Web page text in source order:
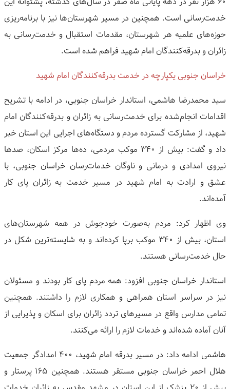
خدمت‌رسانی است. همچنین در مسیر شهرستان‌ها نیز با برنامه‌ریزی
حوزه‌های علمیه هر شهرستان، مقدمات استقبال و خدمت‌رسانی به
زائران و بدرقه‌کنندگان امام شهید فراهم شده است.
خراسان جنوبی یکپارچه در خدمت بدرقه‌کنندگان امام شهید
سید محمدرضا هاشمی، استاندار خراسان جنوبی، در ادامه با تشریح
اقدامات انجام‌شده برای خدمت‌رسانی به زائران و بدرقه‌کنندگان امام
شهید، از مشارکت گسترده مردم و دستگاه‌های اجرایی این استان خبر
داد و گفت: بیش از ۳۴۰ موکب مردمی، ده‌ها مرکز اسکان، صدها
نیروی امدادی و درمانی و ناوگان خدمات‌رسان خراسان جنوبی، با
عشق و ارادت به امام شهید در مسیر خدمت به زائران پای کار
آمده‌اند.
وی اظهار کرد: مردم به‌صورت خودجوش در همه شهرستان‌های
استان، بیش از ۳۴۰ موکب برپا کرده‌اند و به شایسته‌ترین شکل در
حال خدمت‌رسانی هستند.
استاندار خراسان جنوبی افزود: همه مردم پای کار بودند و مسئولان
نیز در سراسر استان همراهی و همکاری لازم را داشتند. همچنین
تمامی مدارس واقع در مسیرهای تردد زائران برای اسکان و پذیرایی از
آنان آماده شده‌اند و خدمات لازم را ارائه می‌کنند.
هاشمی ادامه داد: در مسیر بدرقه امام شهید، ۴۰۰ امدادگر جمعیت
هلال احمر خراسان جنوبی مستقر هستند. همچنین ۱۶۵ پرستار و